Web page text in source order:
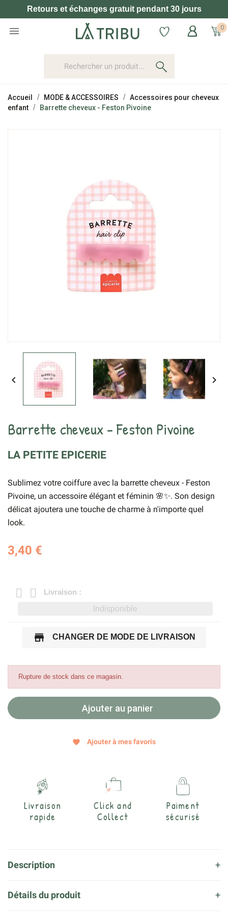
Retours et échanges gratuit pendant 30 jours
 0
Accueil MODE & ACCESSOIRES
Accessoires pour cheveux
enfant
Barrette cheveux - Feston Pivoine
 
Barrette cheveux - Feston Pivoine
LA PETITE EPICERIE
Sublimez votre coiffure avec la barrette cheveux - Feston
Pivoine, un accessoire élégant et féminin 🌸✨. Son design
délicat ajoutera une touche de charme à n'importe quel
look.
3,40 €
Livraison :
Indisponible
store CHANGER DE MODE DE LIVRAISON
Rupture de stock dans ce magasin.
Ajouter au panier
favorite Ajouter à mes favoris
Livraison
rapide
Click and
Collect
Paiment
sécurisé
Description
Détails du produit